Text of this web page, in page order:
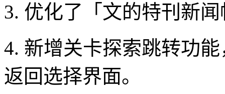
3. 优化了「文的特刊新
4. 新增关卡探索跳转功
返回选择界面。